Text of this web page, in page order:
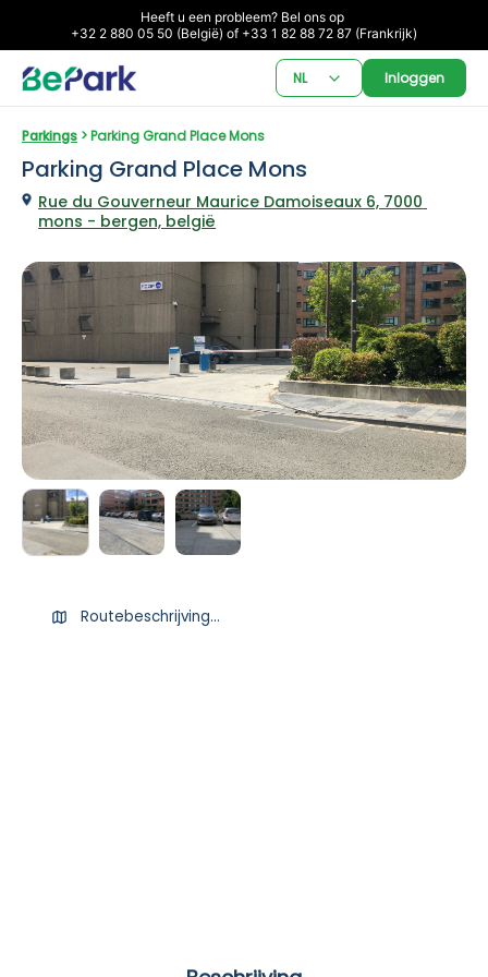
Heeft u een probleem? Bel ons op
+32 2 880 05 50 (België) of +33 1 82 88 72 87 (Frankrijk)
NL Inloggen
Parkings > Parking Grand Place Mons
Parking Grand Place Mons
Rue du Gouverneur Maurice Damoiseaux 6, 7000
mons - bergen, belgië
Routebeschrijving ophalen